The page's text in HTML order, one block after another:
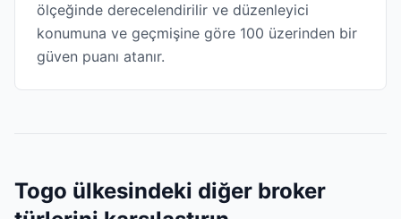
ölçeğinde derecelendirilir ve düzenleyici
konumuna ve geçmişine göre 100 üzerinden bir
güven puanı atanır.
Togo ülkesindeki diğer broker